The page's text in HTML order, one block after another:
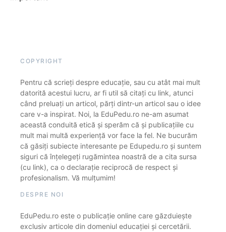
COPYRIGHT
Pentru că scrieți despre educație, sau cu atât mai mult
datorită acestui lucru, ar fi util să citați cu link, atunci
când preluați un articol, părți dintr-un articol sau o idee
care v-a inspirat. Noi, la EduPedu.ro ne-am asumat
această conduită etică și sperăm că și publicațiile cu
mult mai multă experiență vor face la fel. Ne bucurăm
că găsiți subiecte interesante pe Edupedu.ro și suntem
siguri că înțelegeți rugămintea noastră de a cita sursa
(cu link), ca o declarație reciprocă de respect și
profesionalism. Vă mulțumim!
DESPRE NOI
EduPedu.ro este o publicație online care găzduiește
exclusiv articole din domeniul educației și cercetării.